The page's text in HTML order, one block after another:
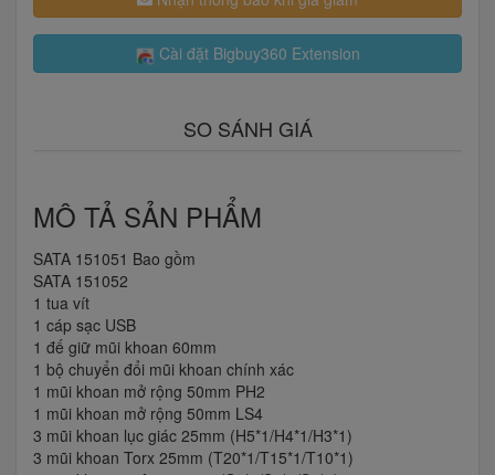
Cài đặt Bigbuy360 Extension
SO SÁNH GIÁ
MÔ TẢ SẢN PHẨM
SATA 151051 Bao gồm
SATA 151052
1 tua vít
1 cáp sạc USB
1 đế giữ mũi khoan 60mm
1 bộ chuyển đổi mũi khoan chính xác
1 mũi khoan mở rộng 50mm PH2
1 mũi khoan mở rộng 50mm LS4
3 mũi khoan lục giác 25mm (H5*1/H4*1/H3*1)
3 mũi khoan Torx 25mm (T20*1/T15*1/T10*1)